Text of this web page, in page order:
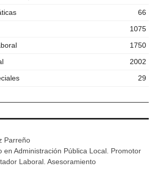
66
1075
1750
2002
29
Parreño
en Administración Pública Local. Promotor
Laboral. Asesoramiento